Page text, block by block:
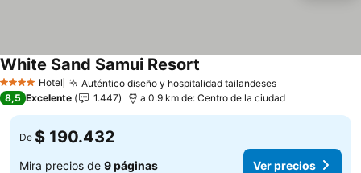
4 EstrellasHotel Auténtico diseño y hospitalidad tailandeses
White Sand Samui Resort
8,5 Excelente 1.447 a 0.9 km de: Centro de la ciudad
De $ 190.432
Mira precios de 9 páginas Ver precios